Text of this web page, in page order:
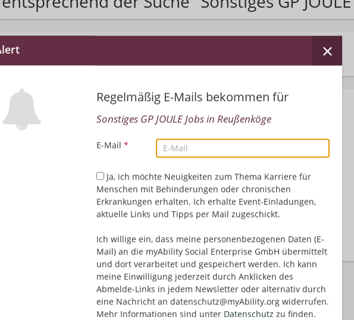
Automatisch Jobs im Posteingang finden?
Regelmäßig E-Mails bekommen für
Sonstiges GP JOULE Jobs in Reußenköge
E-Mail *
Ja, ich möchte Neuigkeiten zum Thema Karriere für
Menschen mit Behinderungen oder chronischen
Erkrankungen erhalten. Ich erhalte Event-Einladungen,
aktuelle Links und Tipps per Mail zugeschickt.
Ich willige ein, dass meine personenbezogenen Daten (E-
Mail) an die myAbility Social Enterprise GmbH übermittelt
und dort verarbeitet und gespeichert werden. Ich kann
meine Einwilligung jederzeit durch Anklicken des
Abmelde-Links in jedem Newsletter oder alternativ durch
eine Nachricht an datenschutz@myAbility.org widerrufen.
Mehr Informationen sind unter Datenschutz zu finden.
Leider keine Jobs gefunden.
Neue Suche starten